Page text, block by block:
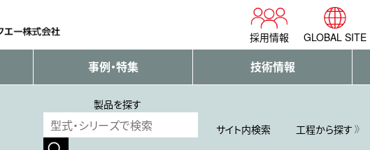
採用情報 GLOBAL SITE
事例・特集 技術情報
製品を探す
サイト内検索
工程から探す